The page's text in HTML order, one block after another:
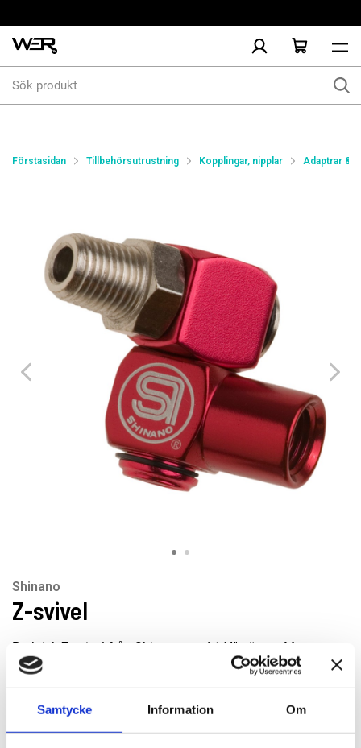
Samtycke Information Om
produkt
Förstasidan Tillbehörsutrustning Kopplingar, nipplar Adaptrar &
Shinano
Z-svivel
Praktisk Z-svivel från Shinano med 1/4'' gänga. Monteras
direkt i verktyget och ger 360° rotation för ökad flexibilitet
och bättre ergonomi vid arbete med tryckluftsverktyg.
Rekommenderat pris: 330.00 kr